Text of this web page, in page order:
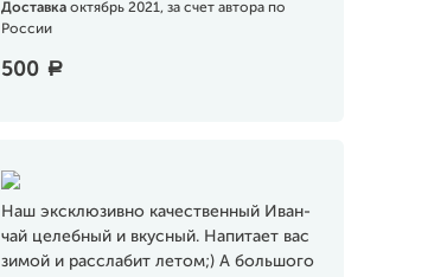
Доставка октябрь 2021, за счет автора по
России
500 a
Наш эксклюзивно качественный Иван-
чай целебный и вкусный. Напитает вас
зимой и расслабит летом;) А большого